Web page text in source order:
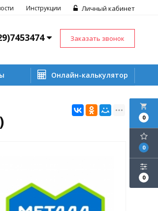
Личный кабинет
Инструкции
Заказать звонок
Онлайн-калькулятор
local_grocery_store
0
0
0